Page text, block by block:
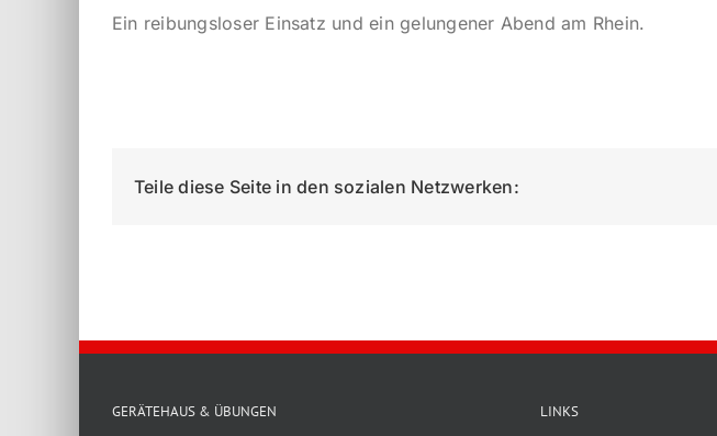
Ein reibungsloser Einsatz und ein gelungener Abend am Rhein.
Teile diese Seite in den sozialen Netzwerken:
GERÄTEHAUS & ÜBUNGEN LINKS